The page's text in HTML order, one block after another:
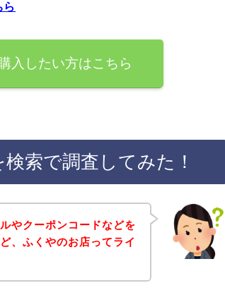
入したい方はこちら
索で調査してみた！
やクーポンコードなどを
、ふくやのお店ってライ